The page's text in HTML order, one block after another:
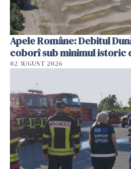
Apele Române: Debitul
coborî sub minimul istoric
02 AUGUST 2026